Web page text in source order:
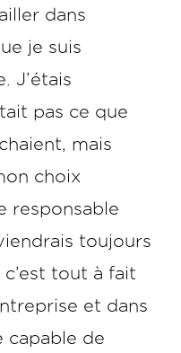
dans
je suis
J’étais
pas ce que
mais
choix
responsable
toujours
c’est tout à fait
et dans
capable de